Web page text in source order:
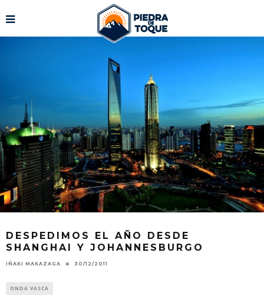
DESPEDIMOS EL AÑO DESDE
SHANGHAI Y JOHANNESBURGO
IÑAKI MAKAZAGA 30/12/2011
ONDA VASCA